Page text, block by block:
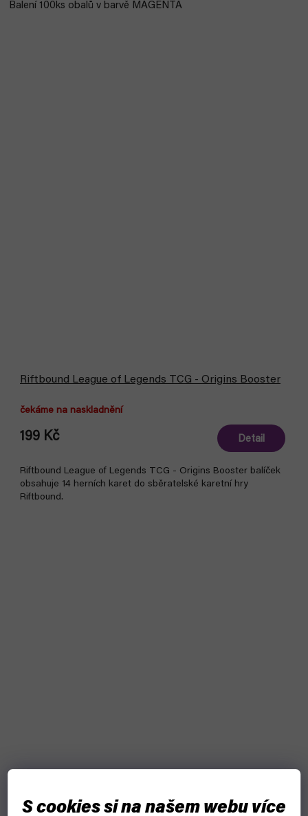
S cookies si na našem webu více
Balení 100ks obalů v barvě MAGENTA
Riftbound League of Legends TCG - Origins Booster
čekáme na naskladnění
199 Kč Detail
Riftbound League of Legends TCG - Origins Booster balíček
obsahuje 14 herních karet do sběratelské karetní hry
Riftbound.
Riftbound League of Legends TCG - Origins Booster